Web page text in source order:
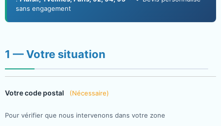
sans engagement
1 — Votre situation
Votre code postal (Nécessaire)
Pour vérifier que nous intervenons dans votre zone